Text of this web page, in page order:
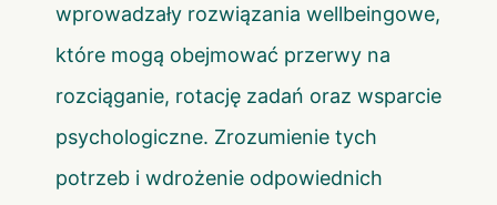
wprowadzały rozwiązania wellbeingowe,
które mogą obejmować przerwy na
rozciąganie, rotację zadań oraz wsparcie
psychologiczne. Zrozumienie tych
potrzeb i wdrożenie odpowiednich